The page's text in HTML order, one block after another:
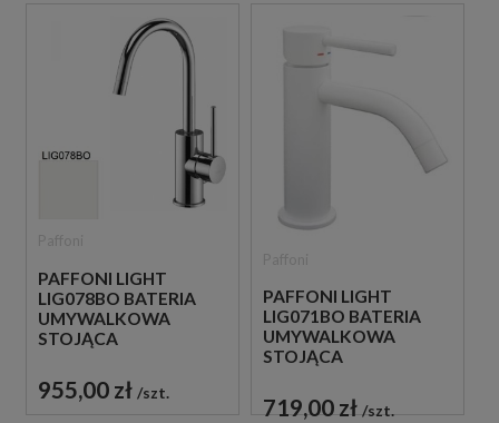
PAFFONI LIGHT
LIG078BO BATERIA
UMYWALKOWA
STOJĄCA
BIAŁA
955,00 zł szt.
PAFFONI LIGHT
LIG071BO BATERIA
UMYWALKOWA
STOJĄCA
BIAŁA
719,00 zł szt.